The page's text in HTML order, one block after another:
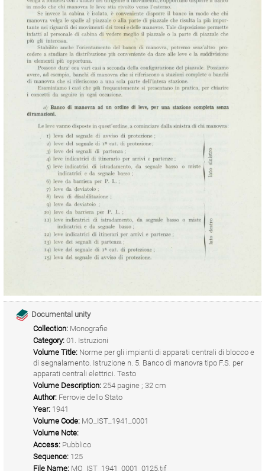
Documental unity
Collection: Monografie
Category: 01. Istruzioni
Volume Title: Norme per gli impianti di apparati centrali di blocco e
di segnalamento. Istruzione n. 5. Banco di manovra tipo F.S. per
apparati centrali elettrici. Testo
Volume Description: 254 pagine ; 32 cm
Author: Ferrovie dello Stato
Year: 1941
Volume Code: MO_IST_1941_0001
Volume Note:
Access: Pubblico
Sequence: 125
File Name: MO_IST_1941_0001_0125.tif